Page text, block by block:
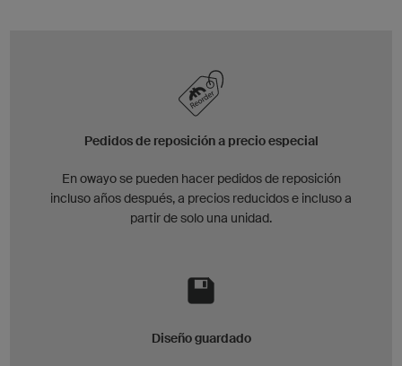
Pedidos de reposición a precio especial
En owayo se pueden hacer pedidos de reposición
incluso años después, a precios reducidos e incluso a
partir de solo una unidad.
Diseño guardado